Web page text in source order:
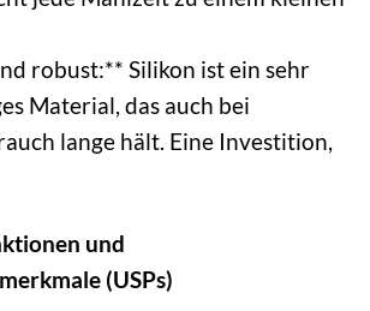
robust:** Silikon ist ein sehr
Material, das auch bei
lange hält. Eine Investition,
und
(USPs)